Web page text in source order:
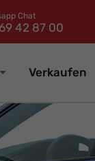
Chat
42 87 00
Verkaufen